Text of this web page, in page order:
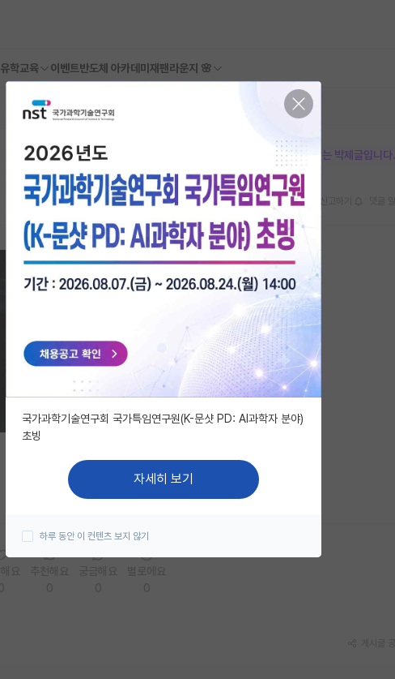
유학교육 이벤트반도체 아카데미 재팬라운지 🌸
본문이 수정되지 않는 박제글입니다.
스크랩
국가과학기술연구회 국가특임연구원(K-문샷 PD: AI과학자 분야)
초빙
자세히 보기
하루 동안 이 컨텐츠 보지 않기